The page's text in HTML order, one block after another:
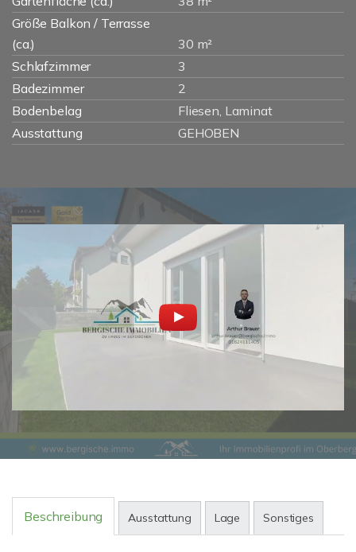
Größe Balkon / Terrasse
(ca.)
30 m²
Schlafzimmer
3
Badezimmer
2
Bodenbelag
Fliesen, Laminat
Ausstattung
GEHOBEN
Beschreibung Ausstattung Lage Sonstiges